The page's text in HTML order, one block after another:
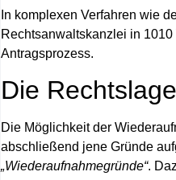
In komplexen Verfahren wie
Rechtsanwaltskanzlei in 1010
Antragsprozess.
Die Rechtslage
Die Möglichkeit der
abschließend jene Gründe
„Wiederaufnahmegründe“.